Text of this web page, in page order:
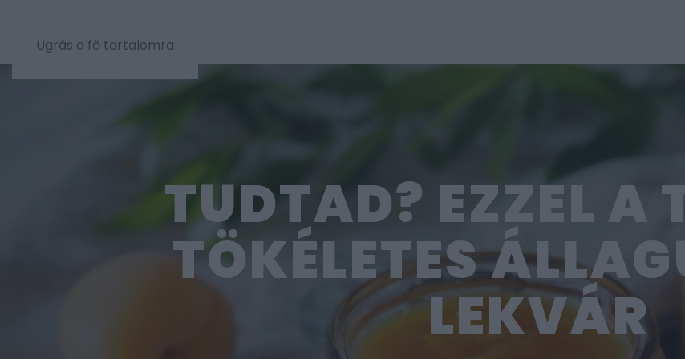
Ugrás a fő tartalomra
TUDTAD? EZZEL A
TÖKÉLETES
LEKVÁR